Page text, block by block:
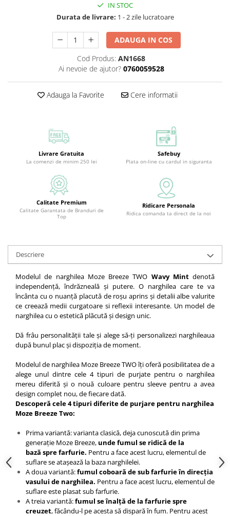
IN STOC
Durata de livrare: 1 - 2 zile lucratoare
ADAUGA IN COS
Cod Produs: AN1668
Ai nevoie de ajutor? 0760059528
Adauga la Favorite Cere informatii
Livrare Gratuita
La comenzi de minim 250 lei
Safebuy
Plata on-line cu cardul in siguranta
Calitate Premium
Calitate Garantata de Branduri de
Top
Ridicare Personala
Ridica comanda ta direct de la noi
Descriere
Modelul de narghilea Moze Breeze TWO Wavy Mint denotă
independență, îndrăzneală și putere. O narghilea care te va
încânta cu o nuanță placută de roșu aprins și detalii albe valurite
ce creează medii curgatoare si reflexii interesante. Un model de
narghilea cu o estetică plăcută și design unic.
Dă frâu personalității tale și alege să-ți personalizezi narghileaua
după bunul plac și dispoziția de moment.
Modelul de narghilea Moze Breeze TWO îți oferă posibilitatea de a
alege unul dintre cele 4 tipuri de purjate pentru o narghilea
mereu diferită și o nouă culoare pentru sleeve pentru a avea
design complet nou, de fiecare dată.
Descoperă cele 4 tipuri diferite de purjare pentru narghilea
Moze Breeze Two:
Prima variantă: varianta clasică, deja cunoscută din prima
generație Moze Breeze, unde fumul se ridică de la
bază spre farfurie. Pentru a face acest lucru, elementul de
suflare se atașează la baza narghilelei.
A doua variantă:fumul coboară de sub farfurie în direcția
vasului de narghilea. Pentru a face acest lucru, elementul de
suflare este plasat sub farfurie.
A treia variantă:fumul se înalță de la farfurie spre
creuzet, făcându-l pe acesta să dispară în fum. Pentru acest